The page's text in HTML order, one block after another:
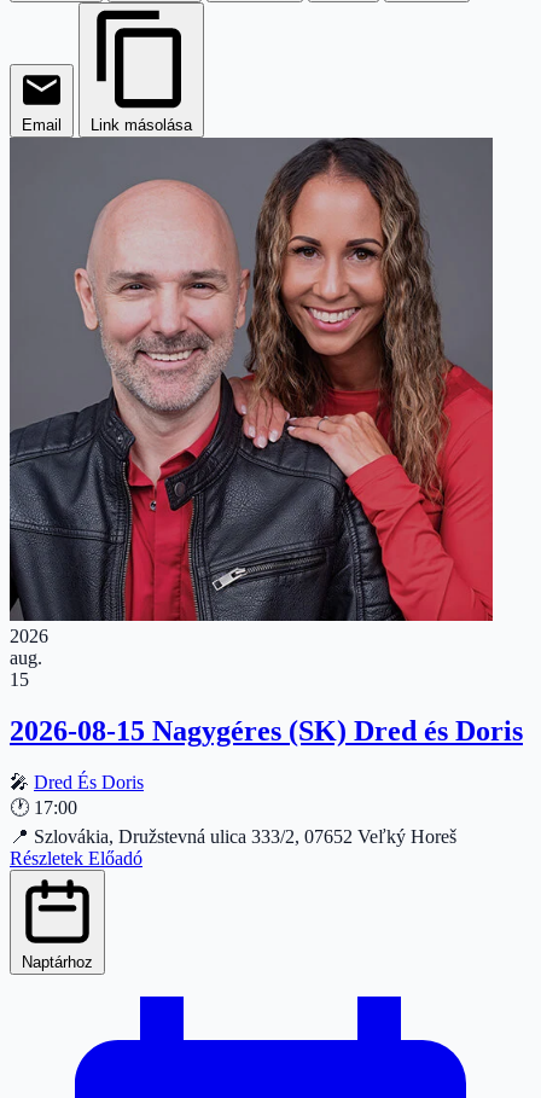
Email Link másolása
2026
aug.
15
2026-08-15 Nagygéres (SK) Dred és Doris
🎤 Dred És Doris
🕐 17:00
📍 Szlovákia, Družstevná ulica 333/2, 07652 Veľký Horeš
Részletek Előadó
Naptárhoz